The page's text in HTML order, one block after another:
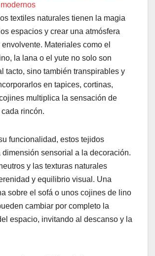
textiles naturales tienen la magia
espacios y crear una atmósfera
Materiales como el
la lana o el yute no solo son
tacto, sino también transpirables y
en tapices, cortinas,
multiplica la sensación de
rincón.
funcionalidad, estos tejidos
dimensión sensorial a la decoración.
y las texturas naturales
y equilibrio visual. Una
sobre el sofá o unos cojines de lino
cambiar por completo la
espacio, invitando al descanso y la